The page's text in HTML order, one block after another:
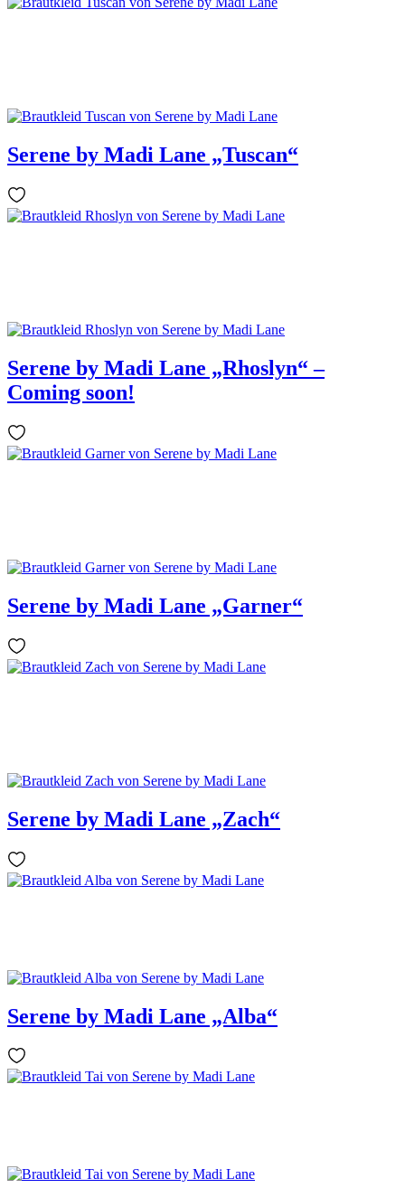
Serene by Madi Lane „Tuscan“
Serene by Madi Lane „Rhoslyn“ –
Coming soon!
Serene by Madi Lane „Garner“
Serene by Madi Lane „Zach“
Serene by Madi Lane „Alba“